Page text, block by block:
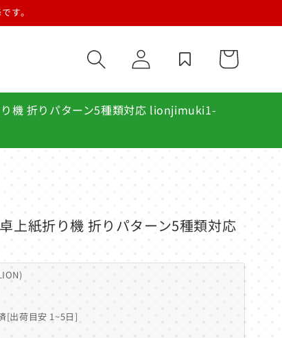
す。
グ
イ
ー
機 折りパターン5種類対応 lionjimuki1-
上紙折り機 折りパターン5種類対応
[出荷目安 1~5日]